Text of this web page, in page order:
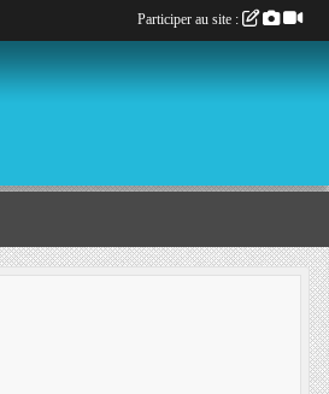
Participer au site :